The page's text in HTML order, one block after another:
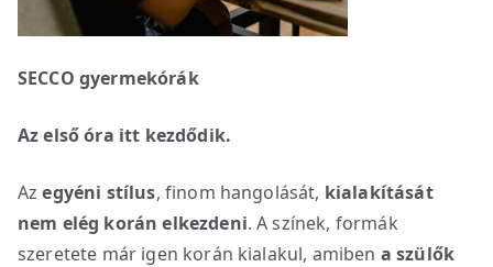
SECCO gyermekórák
Az első óra itt kezdődik.
Azegyéni stílus, finom hangolását, kialakítását
nem elég korán elkezdeni. A színek, formák
szeretete már igen korán kialakul, amiben a szülők